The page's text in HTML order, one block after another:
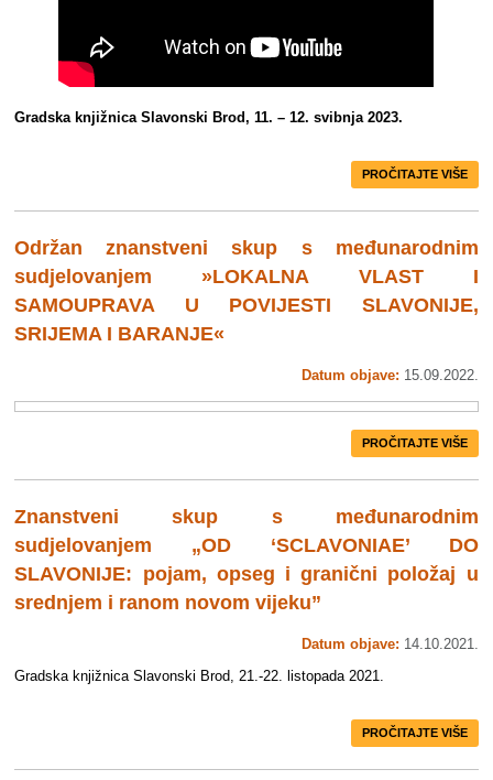
Gradska knjižnica Slavonski Brod, 11. – 12. svibnja 2023.
PROČITAJTE VIŠE
Održan znanstveni skup s međunarodnim
sudjelovanjem »LOKALNA VLAST I
SAMOUPRAVA U POVIJESTI SLAVONIJE,
SRIJEMA I BARANJE«
Datum objave: 15.09.2022.
PROČITAJTE VIŠE
Znanstveni skup s međunarodnim
sudjelovanjem „OD ‘SCLAVONIAE’ DO
SLAVONIJE: pojam, opseg i granični položaj u
srednjem i ranom novom vijeku”
Datum objave: 14.10.2021.
Gradska knjižnica Slavonski Brod, 21.-22. listopada 2021.
PROČITAJTE VIŠE